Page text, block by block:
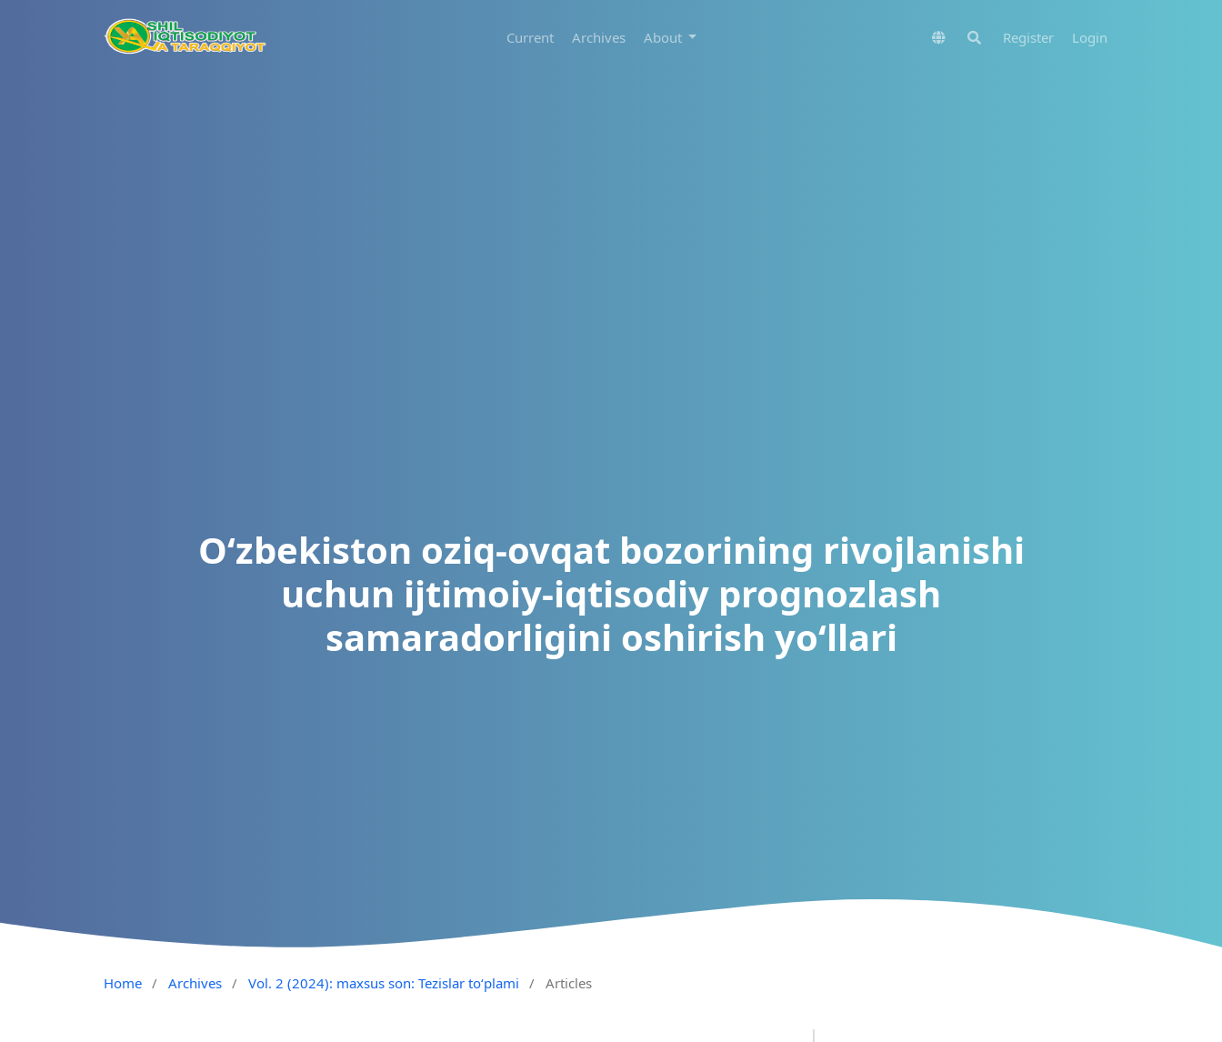
Current Archives About Register Login
O‘zbekiston oziq-ovqat bozorining rivojlanishi
uchun ijtimoiy-iqtisodiy prognozlash
samaradorligini oshirish yo‘llari
Home / Archives / Vol. 2 (2024): maxsus son: Tezislar to‘plami / Articles